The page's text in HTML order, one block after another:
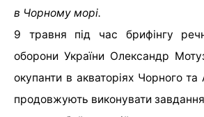
в Чорному морі.
9 травня під час брифінгу
оборони України Олександр
окупанти в акваторіях Чорного та
продовжують виконувати завдання